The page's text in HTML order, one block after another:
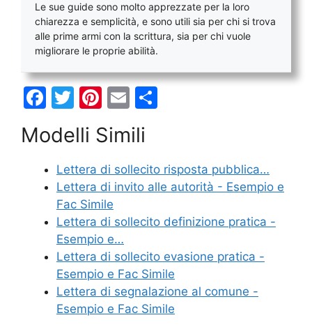
Le sue guide sono molto apprezzate per la loro
chiarezza e semplicità, e sono utili sia per chi si trova
alle prime armi con la scrittura, sia per chi vuole
migliorare le proprie abilità.
F
c
e
b
o
o
k
T
w
itt
er
Pi
nt
er
e
st
E
m
ai
l
di
vi
Modelli Simili
Lettera di sollecito risposta pubblica…
Lettera di invito alle autorità - Esempio e
Fac Simile
Lettera di sollecito definizione pratica -
Esempio e…
Lettera di sollecito evasione pratica -
Esempio e Fac Simile
Lettera di segnalazione al comune -
Esempio e Fac Simile